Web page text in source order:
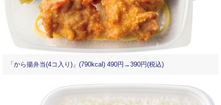
「から揚弁当(4コ入り)」(790kcal) 490円→390円(税込)